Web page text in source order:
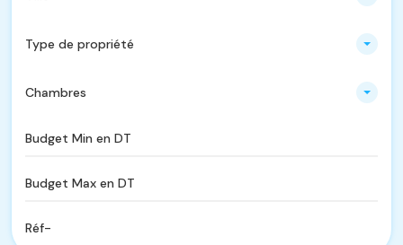
Type de propriété
Chambres